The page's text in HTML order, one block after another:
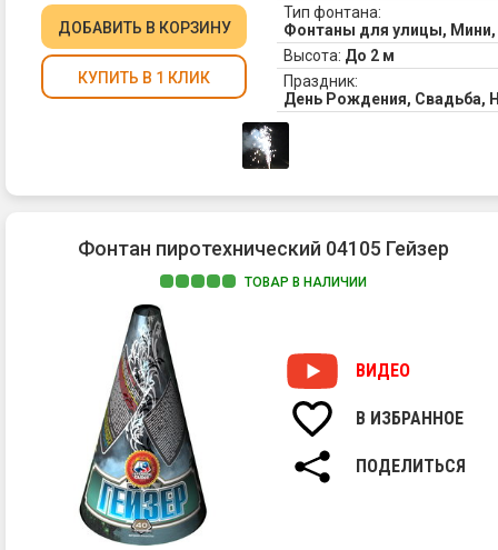
ДОБАВИТЬ В КОРЗИНУ
КУПИТЬ В 1 КЛИК
Тип фонтана:
Фонтаны для улицы,
Высота: До 2 м
Праздник:
День Рождения, Свадьба,
Фонтан пиротехнический 04105 Гейзер
ТОВАР В НАЛИЧИИ
ВИДЕО
В ИЗБРАННОЕ
ПОДЕЛИТЬСЯ